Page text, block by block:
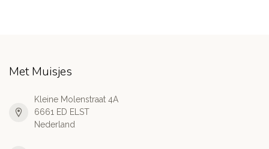
Met Muisjes
Kleine Molenstraat 4A
6661 ED ELST
Nederland